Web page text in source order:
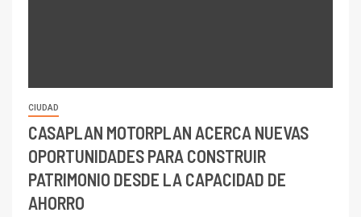
CIUDAD
CASAPLAN MOTORPLAN ACERCA NUEVAS
OPORTUNIDADES PARA CONSTRUIR
PATRIMONIO DESDE LA CAPACIDAD DE
AHORRO